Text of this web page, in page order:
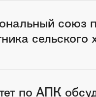
союз
сельского
по АПК